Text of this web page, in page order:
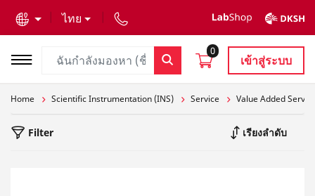
ไทย
0
เข้าสู่ระบบ
Home Scientific Instrumentation (INS) Service Value Added
Filter เรียงลำดับ